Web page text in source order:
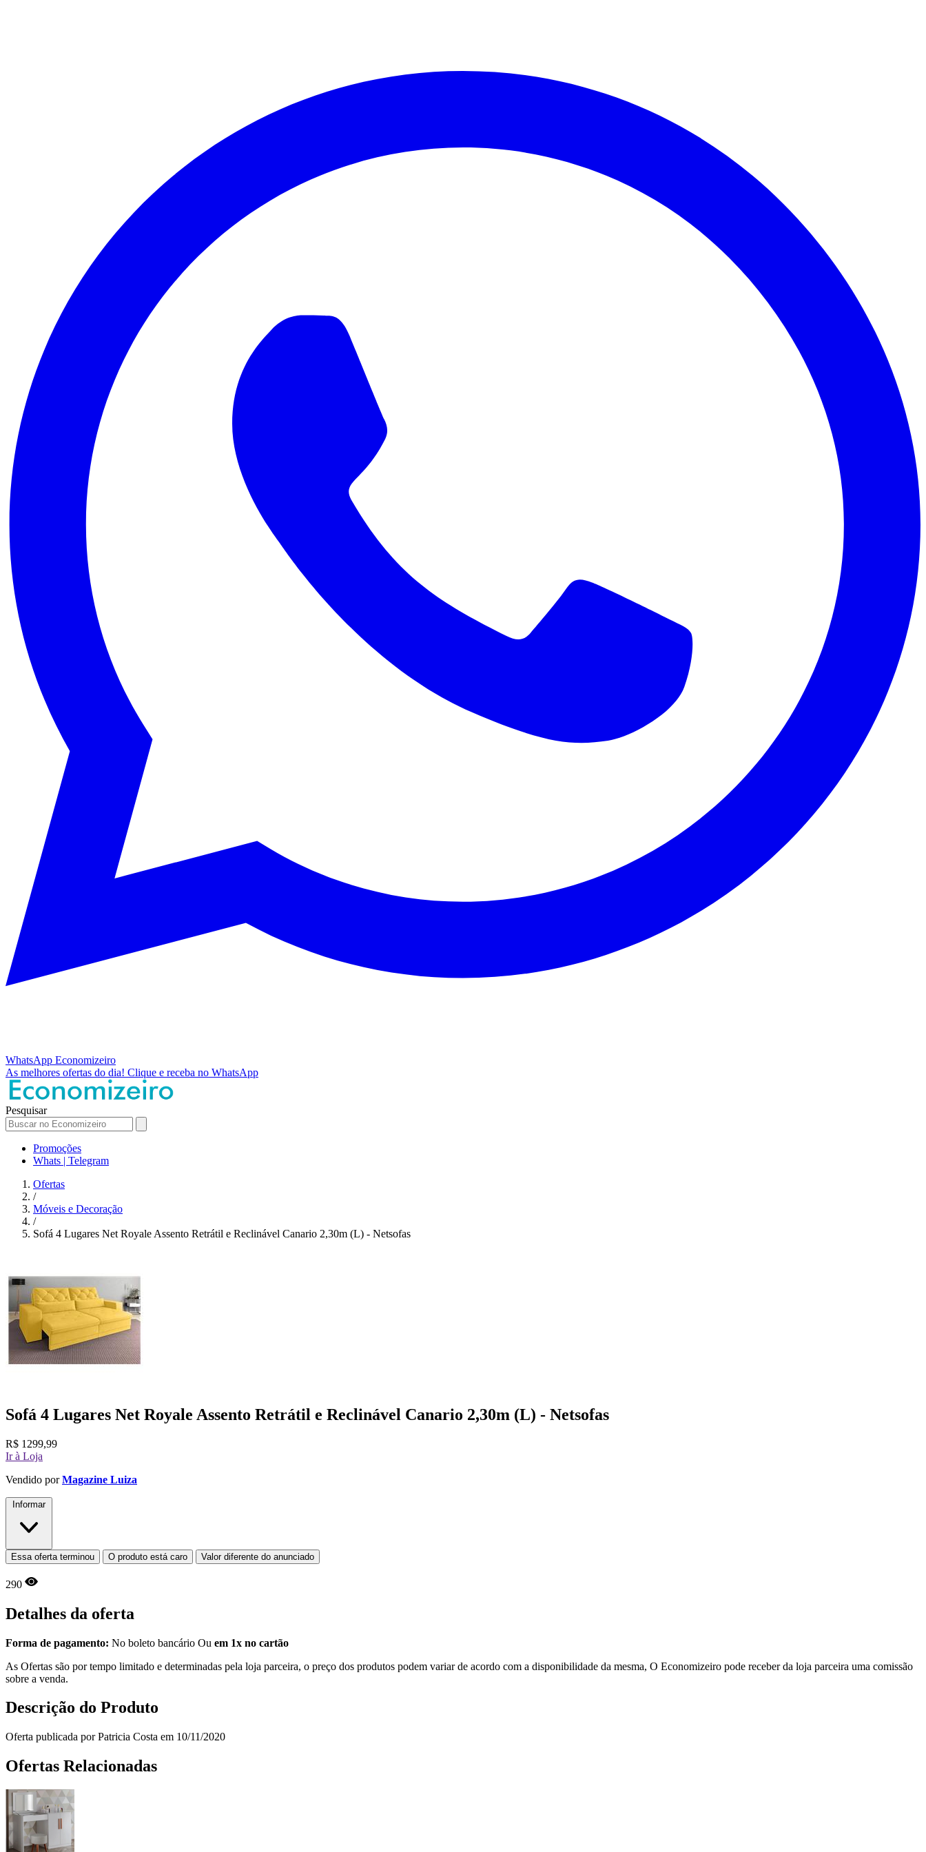
WhatsApp Economizeiro
As melhores ofertas do dia! Clique e receba no WhatsApp
Pesquisar
Promoções
Whats | Telegram
Ofertas
/
Móveis e Decoração
/
Sofá 4 Lugares Net Royale Assento Retrátil e Reclinável Canario 2,30m (L) - Netsofas
Sofá 4 Lugares Net Royale Assento Retrátil e Reclinável Canario 2,30m (L) - Netsofas
R$ 1299,99
Ir à Loja
Vendido porMagazine Luiza
Informar
Essa oferta terminou O produto está caro Valor diferente do anunciado
290
Detalhes da oferta
Forma de pagamento: No boleto bancário Ou em 1x no cartão
As Ofertas são por tempo limitado e determinadas pela loja parceira, o preço dos produtos podem variar de acordo com a disponibilidade da mesma, O Economizeiro pode receber da loja parceira uma comissão
sobre a venda.
Descrição do Produto
Oferta publicada por Patricia Costa em 10/11/2020
Ofertas Relacionadas